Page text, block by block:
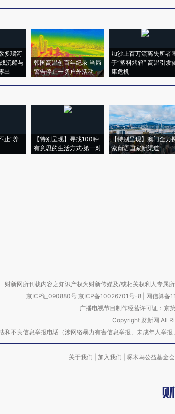
多瑙河
沉船与
出
韩国高温创百年纪录 当局
警告停止一切户外活动
加沙上百万流离失所者
于“塑料烤箱” 高温引发
康危机
止“养
【特别呈现】寻找100种
有意思的生活方式·第一对
【特别呈现】澳门全力
索葡语国家新渠道
财新网所刊载内容之知识产权为财新传媒及/或相关权利人专属
京ICP证090880号 京ICP备10026701号-8 网信算备
广播电视节目制作经营许可证：京
Copyright 财新网 All
和不良信息举报电话（涉网络暴力有害信息举报、未成年人
关于我们 加入我们 啄木鸟公益基金会